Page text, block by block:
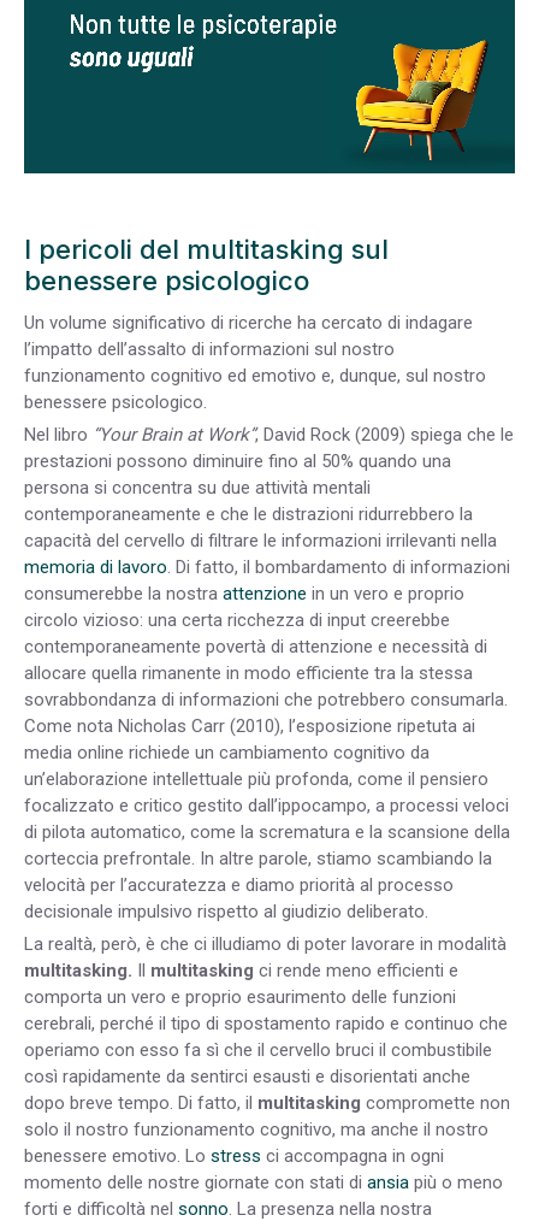
I pericoli del multitasking sul
benessere psicologico
Un volume significativo di ricerche ha cercato di indagare
l’impatto dell’assalto di informazioni sul nostro
funzionamento cognitivo ed emotivo e, dunque, sul nostro
benessere psicologico.
Nel libro “Your Brain at Work”, David Rock (2009) spiega che le
prestazioni possono diminuire fino al 50% quando una
persona si concentra su due attività mentali
contemporaneamente e che le distrazioni ridurrebbero la
capacità del cervello di filtrare le informazioni irrilevanti nella
memoria di lavoro . Di fatto, il bombardamento di informazioni
consumerebbe la nostra attenzione in un vero e proprio
circolo vizioso: una certa ricchezza di input creerebbe
contemporaneamente povertà di attenzione e necessità di
allocare quella rimanente in modo efficiente tra la stessa
sovrabbondanza di informazioni che potrebbero consumarla.
Come nota Nicholas Carr (2010), l’esposizione ripetuta ai
media online richiede un cambiamento cognitivo da
un’elaborazione intellettuale più profonda, come il pensiero
focalizzato e critico gestito dall’ippocampo, a processi veloci
di pilota automatico, come la scrematura e la scansione della
corteccia prefrontale. In altre parole, stiamo scambiando la
velocità per l’accuratezza e diamo priorità al processo
decisionale impulsivo rispetto al giudizio deliberato.
La realtà, però, è che ci illudiamo di poter lavorare in modalità
multitasking. Il multitasking ci rende meno efficienti e
comporta un vero e proprio esaurimento delle funzioni
cerebrali, perché il tipo di spostamento rapido e continuo che
operiamo con esso fa sì che il cervello bruci il combustibile
così rapidamente da sentirci esausti e disorientati anche
dopo breve tempo. Di fatto, il multitasking compromette non
solo il nostro funzionamento cognitivo, ma anche il nostro
benessere emotivo. Lo stress ci accompagna in ogni
momento delle nostre giornate con stati di ansia più o meno
forti e difficoltà nel sonno . La presenza nella nostra